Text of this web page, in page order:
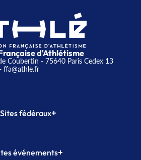
d'Athlétisme
Coubertin - 75640 Paris Cedex 13
Sites fédéraux+
Formation
événements+